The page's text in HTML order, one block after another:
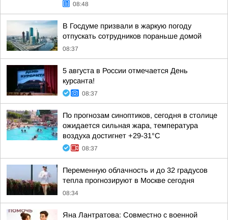
08:48
В Госдуме призвали в жаркую погоду
отпускать сотрудников пораньше домой
08:37
5 августа в России отмечается День
курсанта!
08:37
По прогнозам синоптиков, сегодня в столице
ожидается сильная жара, температура
воздуха достигнет +29-31°С
08:37
Переменную облачность и до 32 градусов
тепла прогнозируют в Москве сегодня
08:34
Яна Лантратова: Совместно с военной